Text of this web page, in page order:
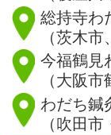
総持寺わ
（茨木
今福鶴見
（大阪
わだち鍼
（吹田